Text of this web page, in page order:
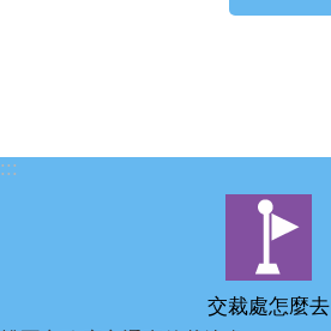
:::
交裁處怎麼去